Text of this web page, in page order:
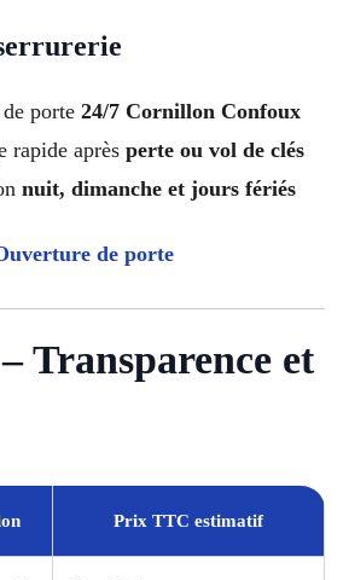
porte 24/7 Cornillon Confoux
rapide après perte ou vol de clés
nuit, dimanche et jours fériés
de porte
Transparence et
Prix TTC estimatif